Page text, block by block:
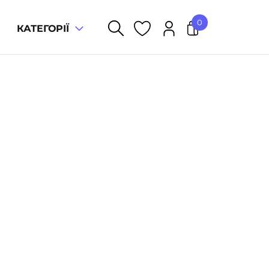
КАТЕГОРІЇ
0
У кошику немає товарів.